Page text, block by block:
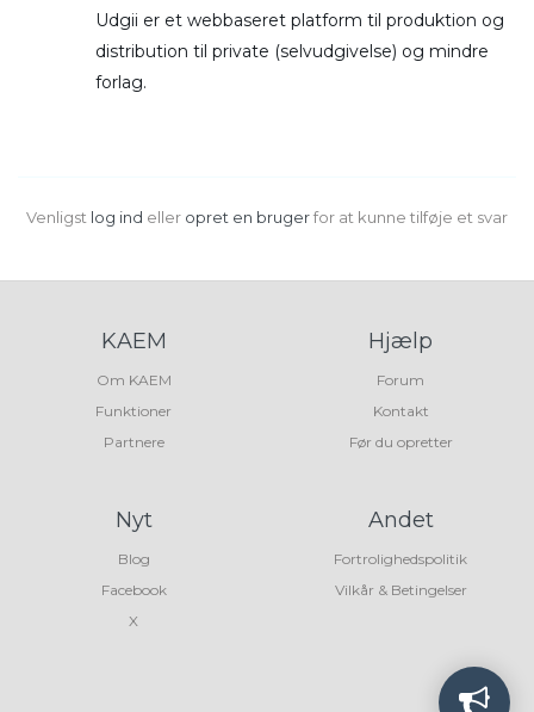
Udgii er et webbaseret platform til produktion og
distribution til private (selvudgivelse) og mindre
forlag.
Venligst log ind eller opret en brugerfor at kunne tilføje et svar
KAEM
Om KAEM
Funktioner
Partnere
Hjælp
Forum
Kontakt
Før du opretter
Nyt
Blog
Facebook
X
Andet
Fortrolighedspolitik
Vilkår & Betingelser